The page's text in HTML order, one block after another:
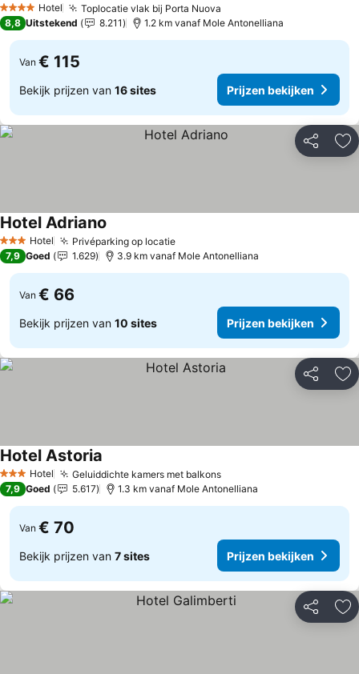
4 SterrenHotel
Toplocatie vlak bij Porta Nuova
8,8 Uitstekend 8.211 1.2 km vanaf Mole Antonelliana
Van € 115
Bekijk prijzen van 16 sites Prijzen bekijken
Delen
3 SterrenHotel Privéparking op locatie
Hotel Adriano
7,9 Goed 1.629 3.9 km vanaf Mole Antonelliana
Van € 66
Bekijk prijzen van 10 sites Prijzen bekijken
Delen
3 SterrenHotel Geluiddichte kamers met balkons
Hotel Astoria
7,9 Goed 5.617 1.3 km vanaf Mole Antonelliana
Van € 70
Bekijk prijzen van 7 sites Prijzen bekijken
Delen